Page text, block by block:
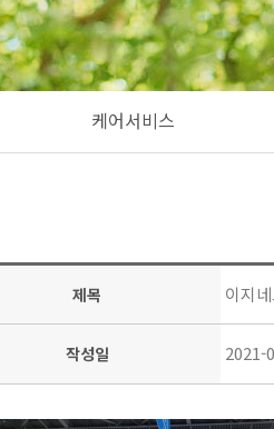
케어서비스
제목 이지
작성일 2021-